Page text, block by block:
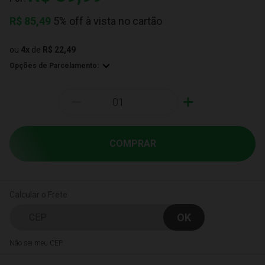
R$ 85,49 5% off à vista no cartão
ou 4x de R$ 22,49
Opções de Parcelamento:
+
COMPRAR
Não sei meu CEP